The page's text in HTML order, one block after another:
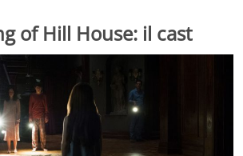
of Hill House: il cast